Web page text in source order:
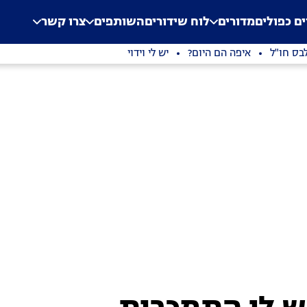
Application error: a
. כפוליםמדורים לוח שידוריםהשותפים צרו קשר
חו"ל איפה הם היום? יש לי וידוי